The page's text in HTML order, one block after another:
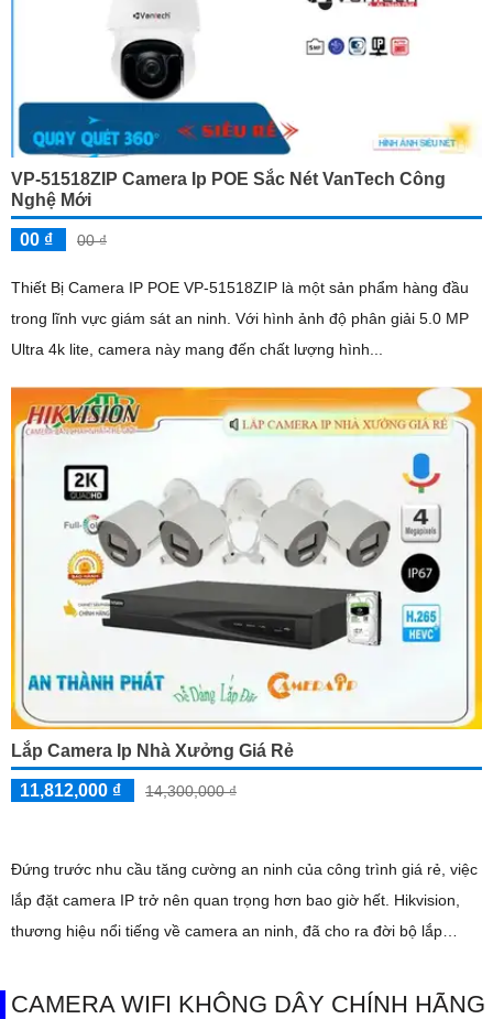
VP-51518ZIP Camera Ip POE Sắc Nét VanTech Công
Nghệ Mới
00 ₫ 00 ₫
Thiết Bị Camera IP POE VP-51518ZIP là một sản phẩm hàng đầu
trong lĩnh vực giám sát an ninh. Với hình ảnh độ phân giải 5.0 MP
Ultra 4k lite, camera này mang đến chất lượng hình...
Lắp Camera Ip Nhà Xưởng Giá Rẻ
11,812,000 ₫ 14,300,000 ₫
Đứng trước nhu cầu tăng cường an ninh của công trình giá rẻ, việc
lắp đặt camera IP trở nên quan trọng hơn bao giờ hết. Hikvision,
thương hiệu nổi tiếng về camera an ninh, đã cho ra đời bộ lắp
CAMERA WIFI KHÔNG DÂY CHÍNH HÃNG